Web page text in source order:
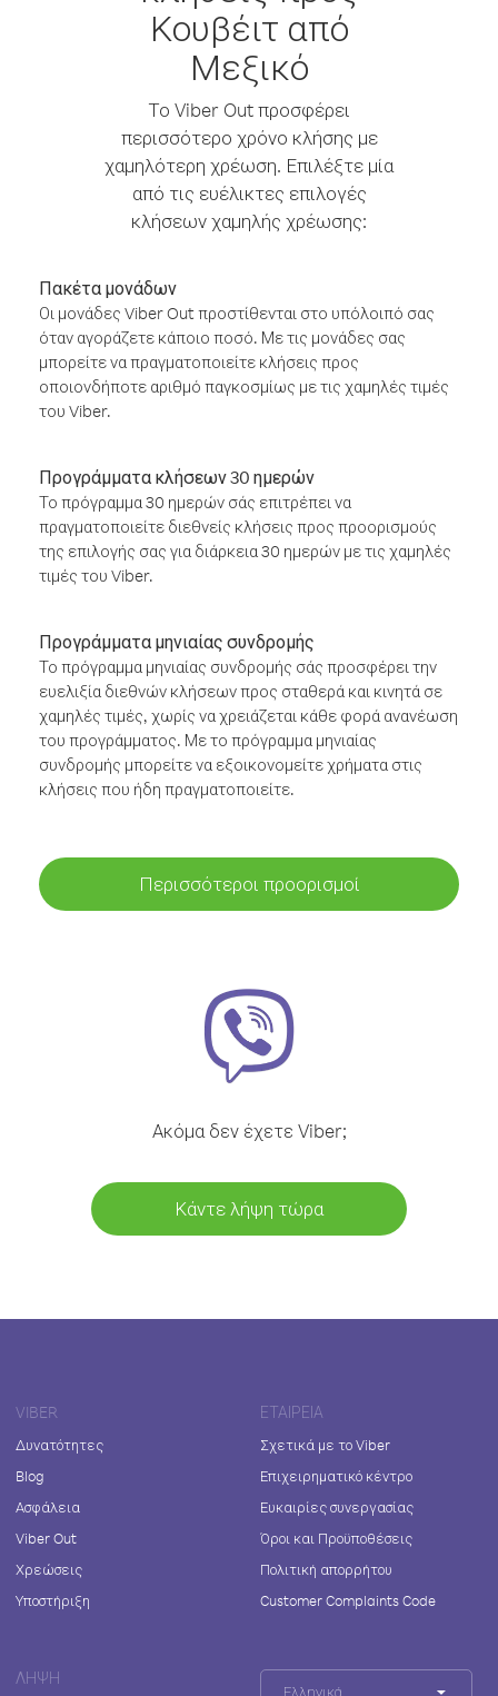
Κουβέιτ από
Μεξικό
Το Viber Out προσφέρει
περισσότερο χρόνο κλήσης με
χαμηλότερη χρέωση. Επιλέξτε μία
από τις ευέλικτες επιλογές
κλήσεων χαμηλής χρέωσης:
Πακέτα μονάδων
Οι μονάδες Viber Out προστίθενται στο υπόλοιπό σας
όταν αγοράζετε κάποιο ποσό. Με τις μονάδες σας
μπορείτε να πραγματοποιείτε κλήσεις προς
οποιονδήποτε αριθμό παγκοσμίως με τις χαμηλές τιμές
του Viber.
Προγράμματα κλήσεων 30 ημερών
Το πρόγραμμα 30 ημερών σάς επιτρέπει να
πραγματοποιείτε διεθνείς κλήσεις προς προορισμούς
της επιλογής σας για διάρκεια 30 ημερών με τις χαμηλές
τιμές του Viber.
Προγράμματα μηνιαίας συνδρομής
Το πρόγραμμα μηνιαίας συνδρομής σάς προσφέρει την
ευελιξία διεθνών κλήσεων προς σταθερά και κινητά σε
χαμηλές τιμές, χωρίς να χρειάζεται κάθε φορά ανανέωση
του προγράμματος. Με το πρόγραμμα μηνιαίας
συνδρομής μπορείτε να εξοικονομείτε χρήματα στις
κλήσεις που ήδη πραγματοποιείτε.
Περισσότεροι προορισμοί
Ακόμα δεν έχετε Viber;
Κάντε λήψη τώρα
VIBER
Δυνατότητες
Blog
Ασφάλεια
Viber Out
Χρεώσεις
Υποστήριξη
ΕΤΑΙΡΕΊΑ
Σχετικά με το Viber
Επιχειρηματικό κέντρο
Ευκαιρίες συνεργασίας
Όροι και Προϋποθέσεις
Πολιτική απορρήτου
Customer Complaints Code
ΛΉΨΗ
Ελληνικά